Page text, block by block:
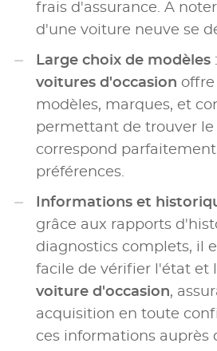
frais d'assurance. A
d'une voiture neuve se
Large choix de modèles
voitures d'occasion offre
modèles, marques, et
permettant de trouver le
correspond
préférences.
Informations et
grâce aux rapports
diagnostics complets, il
facile de vérifier l'état et
voiture d'occasion,
acquisition en toute
ces informations auprès